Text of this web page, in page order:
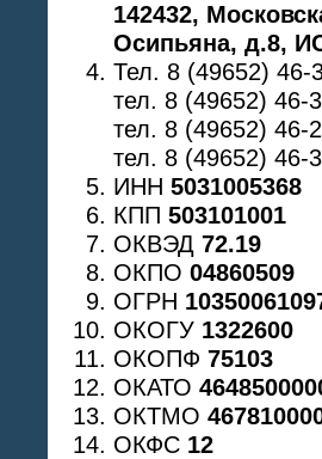
142432,
Осипьяна, д.8,
Тел. 8 (49652) 46-
тел. 8 (49652) 46-
тел. 8 (49652) 46-
тел. 8 (49652)
ИНН 5031005368
КПП 503101001
ОКВЭД 72.19
ОКПО 04860509
ОГРН
ОКОГУ 1322600
ОКОПФ 75103
ОКАТО
ОКТМО
ОКФС 12